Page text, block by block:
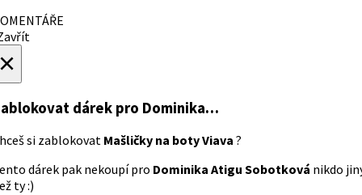
dárek pro Dominika…
si zablokovat Mašličky na boty Viava ?
dárek pak nekoupí pro Dominika Atigu Sobotková nikdo
ty :)